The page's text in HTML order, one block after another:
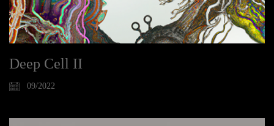
Deep Cell II
09/2022